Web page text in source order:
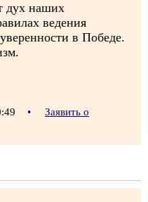
дух наших
ведения
в Победе.
•
Заявить о